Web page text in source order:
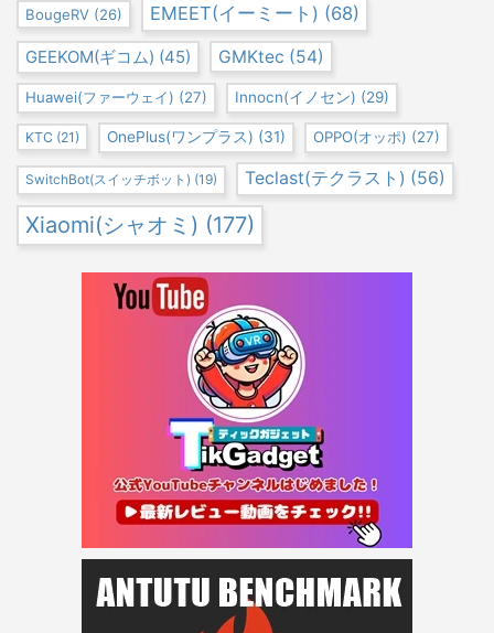
BougeRV (26) EMEET(イーミート) (68)
GEEKOM(ギコム) (45) GMKtec (54)
Huawei(ファーウェイ) (27) Innocn(イノセン) (29)
KTC (21) OnePlus(ワンプラス) (31) OPPO(オッポ) (27)
SwitchBot(スイッチボット) (19) Teclast(テクラスト) (56)
Xiaomi(シャオミ) (177)